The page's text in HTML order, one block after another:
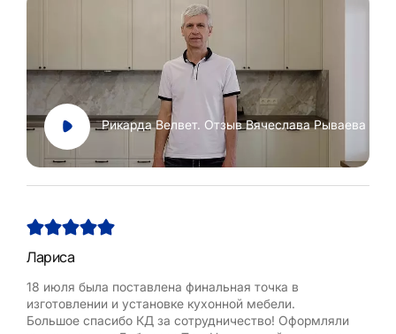
Рикарда Велвет. Отзыв Вячеслава Рываева
Лариса
18 июля была поставлена финальная точка в
изготовлении и установке кухонной мебели.
Большое спасибо КД за сотрудничество! Оформляли